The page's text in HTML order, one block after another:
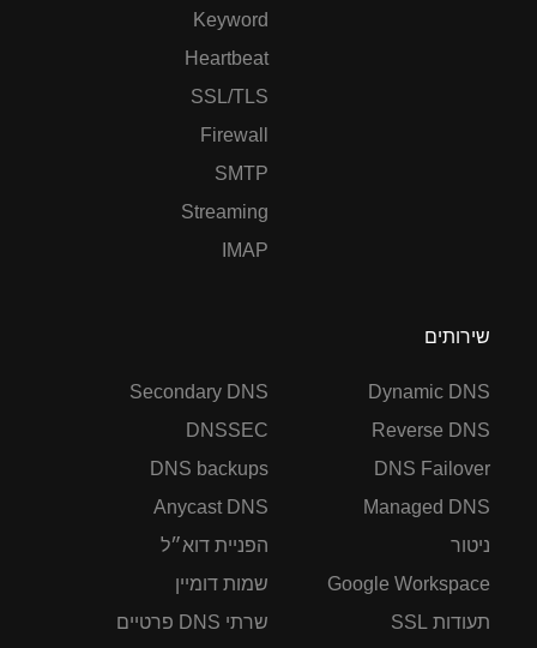
Keyword
Heartbeat
SSL/TLS
Firewall
SMTP
Streaming
IMAP
שירותים
Dynamic DNS
Reverse DNS
DNS Failover
Managed DNS
ניטור
Google Workspace
תעודות SSL
Secondary DNS
DNSSEC
DNS backups
Anycast DNS
הפניית דוא״ל
שמות דומיין
שרתי DNS פרטיים